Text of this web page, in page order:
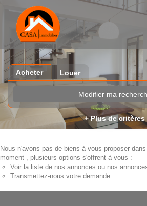
Acheter Louer
Modifier ma
+ Plus de critères
Nous n'avons pas de biens à vous proposer
moment , plusieurs options s'offrent à vous :
Voir la liste de nos annonces ou nos
Transmettez-nous votre demande